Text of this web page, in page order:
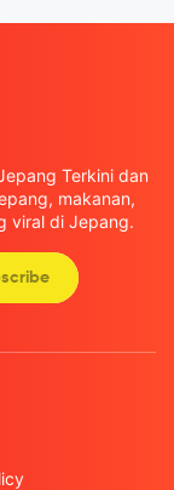
Terkini dan
makanan,
viral di Jepang.